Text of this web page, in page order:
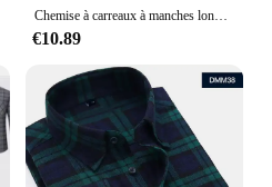
Chemise à carreaux à manches longues pour hommes, chemises rembourrées à col carré à simple boutonnage, chemise slim à la mode, taille asiatique, hiver, nouveau
€10.89